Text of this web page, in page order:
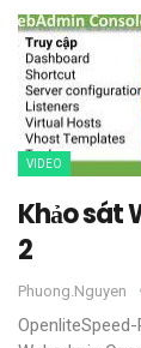
VIDEO
Khảo sát
2
Phuong.nguyen